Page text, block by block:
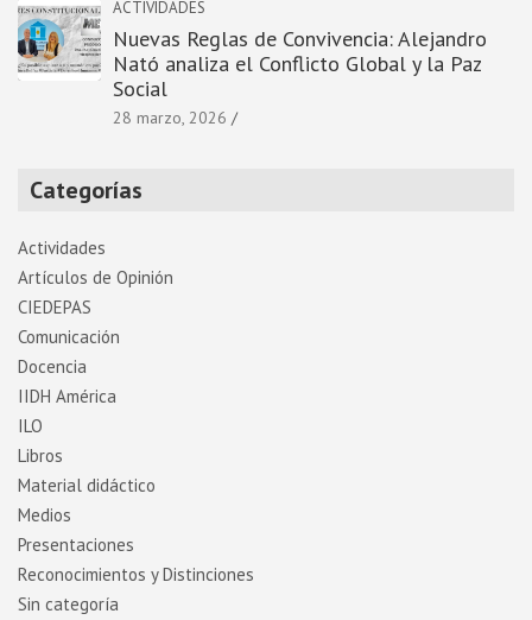
ACTIVIDADES
Nuevas Reglas de Convivencia: Alejandro
Nató analiza el Conflicto Global y la Paz
Social
28 marzo, 2026
Categorías
Actividades
Artí­culos de Opinión
CIEDEPAS
Comunicación
Docencia
IIDH América
ILO
Libros
Material didáctico
Medios
Presentaciones
Reconocimientos y Distinciones
Sin categoría